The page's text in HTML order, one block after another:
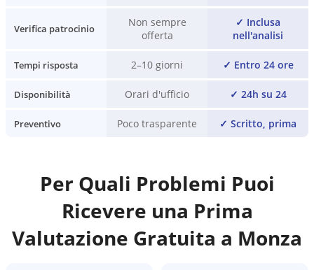
Verifica patrocinio
Non sempre
offerta
✓ Inclusa
nell'analisi
Tempi risposta 2–10 giorni ✓ Entro 24 ore
Disponibilità Orari d'ufficio ✓ 24h su 24
Preventivo Poco trasparente ✓ Scritto, prima
Per Quali Problemi Puoi
Ricevere una Prima
Valutazione Gratuita a Monza